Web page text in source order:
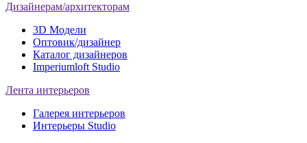
Дизайнерам/архитекторам
3D Модели
Оптовик/дизайнер
Каталог дизайнеров
Imperiumloft Studio
Лента интерьеров
Галерея интерьеров
Интерьеры Studio